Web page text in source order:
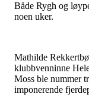
Både Rygh og
noen uker.
Mathilde
klubbvenninne
Moss ble nummer
imponerende